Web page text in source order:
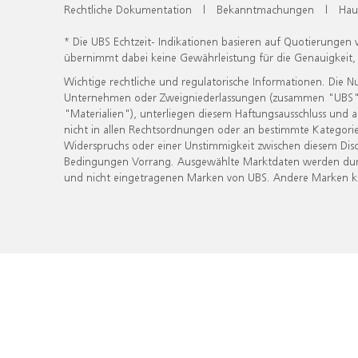
Rechtliche Dokumentation | Bekanntmachungen |
* Die UBS Echtzeit- Indikationen basieren auf
übernimmt dabei keine Gewährleistung für die
Wichtige rechtliche und regulatorische Informationen. Die
Unternehmen oder Zweigniederlassungen (zusammen
"Materialien"), unterliegen diesem Haftungsausschluss
nicht in allen Rechtsordnungen oder an bestimmte
Widerspruchs oder einer Unstimmigkeit zwischen diesem
Bedingungen Vorrang. Ausgewählte Marktdaten werden
und nicht eingetragenen Marken von UBS. Andere Marken